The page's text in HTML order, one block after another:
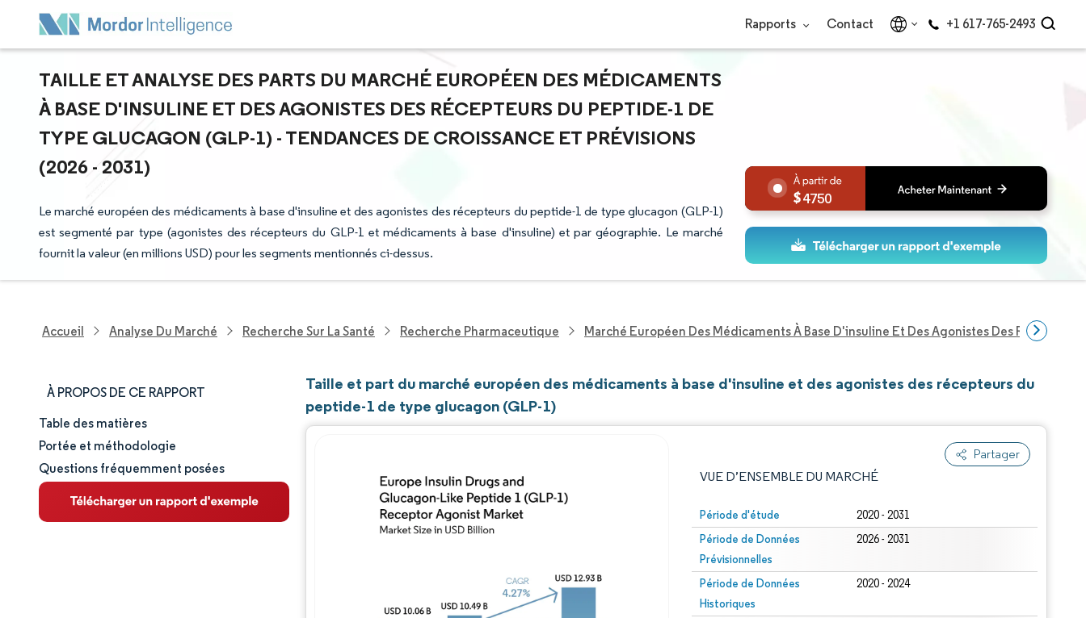
Rapports Contact +1 617-765-2493
TAILLE ET ANALYSE DES PARTS DU MARCHÉ EUROPÉEN DES MÉDICAMENTS
À BASE D'INSULINE ET DES AGONISTES DES RÉCEPTEURS DU PEPTIDE-1 DE
TYPE GLUCAGON (GLP-1) - TENDANCES DE CROISSANCE ET PRÉVISIONS
(2026 - 2031)
Le marché européen des médicaments à base d'insuline et des agonistes des récepteurs du peptide-1 de type glucagon (GLP-1)
est segmenté par type (agonistes des récepteurs du GLP-1 et médicaments à base d'insuline) et par géographie. Le marché
fournit la valeur (en millions USD) pour les segments mentionnés ci-dessus.
4750
Accueil Analyse Du Marché Recherche Sur La Santé Recherche Pharmaceutique Marché Européen Des Médicaments À Base D'insuline Et Des Agonistes Des
À PROPOS DE CE RAPPORT
Taille et part de marché
Analyse du marché
Tendances et perspectives
Table des matières
Portée et méthodologie
Questions fréquemment posées
Taille et part du marché européen des médicaments à base d'insuline et des agonistes des récepteurs du
peptide-1 de type glucagon (GLP-1)
Partager
VUE D’ENSEMBLE DU MARCHÉ
Période d'étude 2020 - 2031
Période de Données
Prévisionnelles
2026 - 2031
Période de Données
Historiques
2020 - 2024